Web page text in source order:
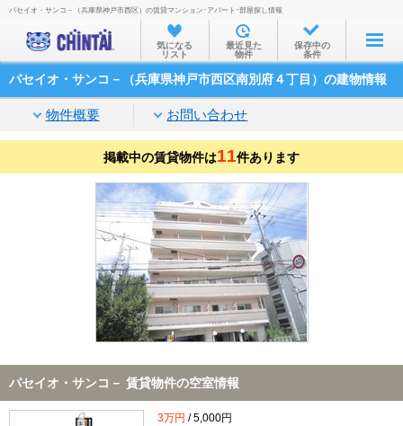
お部屋を探す
沿線・駅から
家賃相場から
通勤通学時間から
物件特集から
不動産会社から
TOP
パセイオ・サンコ－（兵庫県神戸市西区）の賃貸マンション･アパート･部屋探し情報
気になる
リスト
最近見た
物件
保存中の
条件
パセイオ・サンコ－（兵庫県神戸市西区南別府４丁目）の建物情報
物件概要 お問い合わせ
掲載中の賃貸物件は11件あります
パセイオ・サンコ－ 賃貸物件の空室情報
3万円 / 5,000円